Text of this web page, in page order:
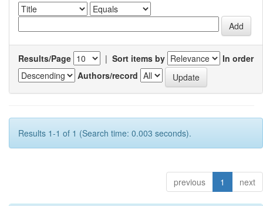
Results/Page | Sort items by
In order
Authors/record
Results 1-1 of 1 (Search time: 0.003 seconds).
previous 1 next